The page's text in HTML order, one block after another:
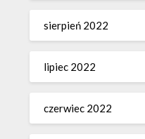
sierpień 2022
lipiec 2022
czerwiec 2022